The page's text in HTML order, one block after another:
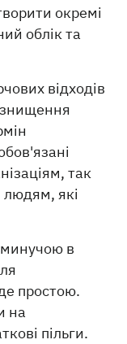
окремі
облік та
відходів
так
які
в
простою.
на
пільги.